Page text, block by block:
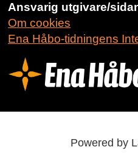
Ansvarig utgivare/
Om cookies
Ena Håbo-tidningens
Powered by